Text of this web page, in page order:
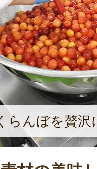
らんぼを贅沢